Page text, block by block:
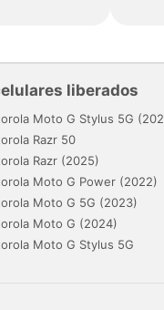
liberados
Moto G Stylus 5G
Razr 50
Razr (2025)
Moto G Power (2022)
Moto G 5G (2023)
Moto G (2024)
Moto G Stylus 5G